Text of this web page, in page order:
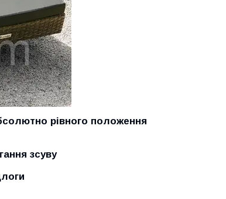
рівного положення
зсуву